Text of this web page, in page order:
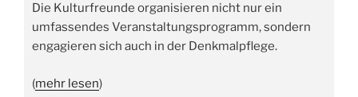
Die Kulturfreunde organisieren nicht nur ein
umfassendes Veranstaltungsprogramm, sondern
engagieren sich auch in der Denkmalpflege.
(mehr lesen)